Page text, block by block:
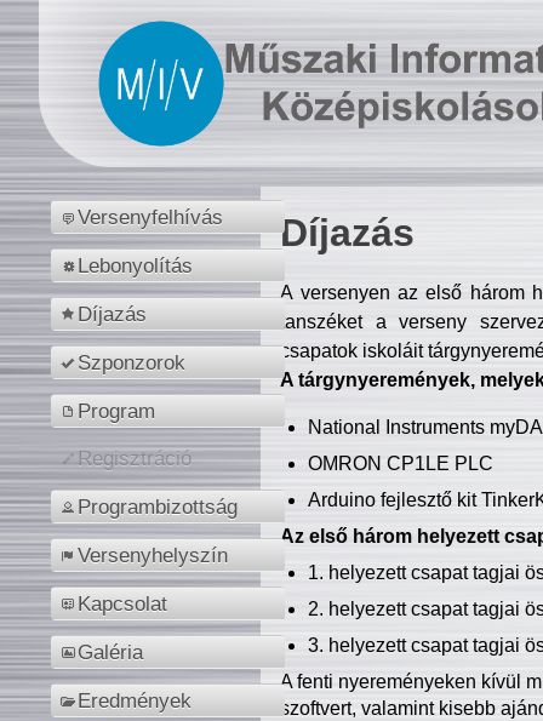
Versenyfelhívás
Lebonyolítás
Díjazás
Szponzorok
Program
Regisztráció
Programbizottság
Versenyhelyszín
Kapcsolat
Galéria
Eredmények
Díjazás
A versenyen az első három
tanszéket a verseny
csapatok iskoláit
A tárgynyeremények,
National Instruments
OMRON CP1LE PLC
Arduino fejlesztő kit
Az első három helyezett
1. helyezett csapat tagjai
2. helyezett csapat tagjai
3. helyezett csapat tagjai
A fenti nyereményeken kívül
szoftvert, valamint kisebb